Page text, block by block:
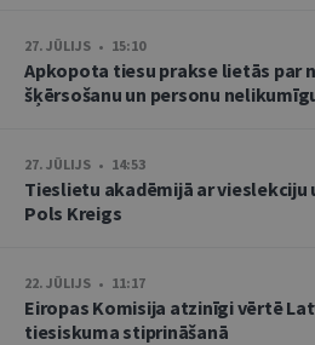
27. JŪLIJS • 15:10
Apkopota tiesu prakse lietās par
šķērsošanu un personu
27. JŪLIJS • 14:53
Tieslietu akadēmijā ar
Pols Kreigs
22. JŪLIJS • 11:17
Eiropas Komisija atzinīgi vērtē
tiesiskuma stiprināšanā